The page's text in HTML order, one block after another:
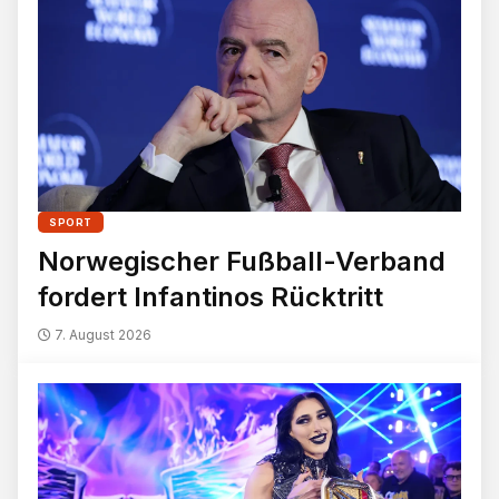
SPORT
Norwegischer Fußball-Verband
fordert Infantinos Rücktritt
7. August 2026